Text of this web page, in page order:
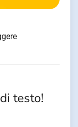
testo!